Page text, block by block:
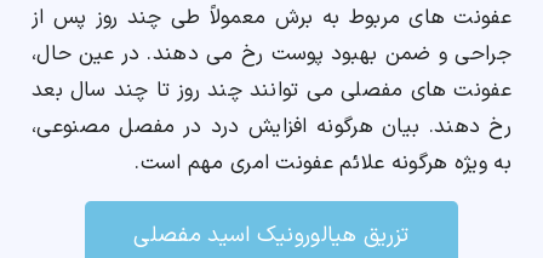
عفونت های مربوط به برش معمولاً طی چند روز پس از
جراحی و ضمن بهبود پوست رخ می دهند. در عین حال،
عفونت های مفصلی می توانند چند روز تا چند سال بعد
رخ دهند. بیان هرگونه افزایش درد در مفصل مصنوعی،
به ویژه هرگونه علائم عفونت امری مهم است.
تزریق هیالورونیک اسید مفصلی